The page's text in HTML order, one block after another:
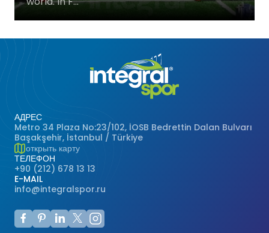
Гандбольные Корты
Многофункциональные Поля
Хоккейные Поля
Бейсбольные Поля
Регби Поля
Бадминтонные Корты
Футзальные Корты
АДРЕС
Metro 34 Plaza No:23/102, İOSB Bedrettin Dalan Bulvarı
Başakşehir, İstanbul / Türkiye
открыть карту
ТЕЛЕФОН
+90 (212) 678 13 13
E-MAIL
info@integralspor.ru